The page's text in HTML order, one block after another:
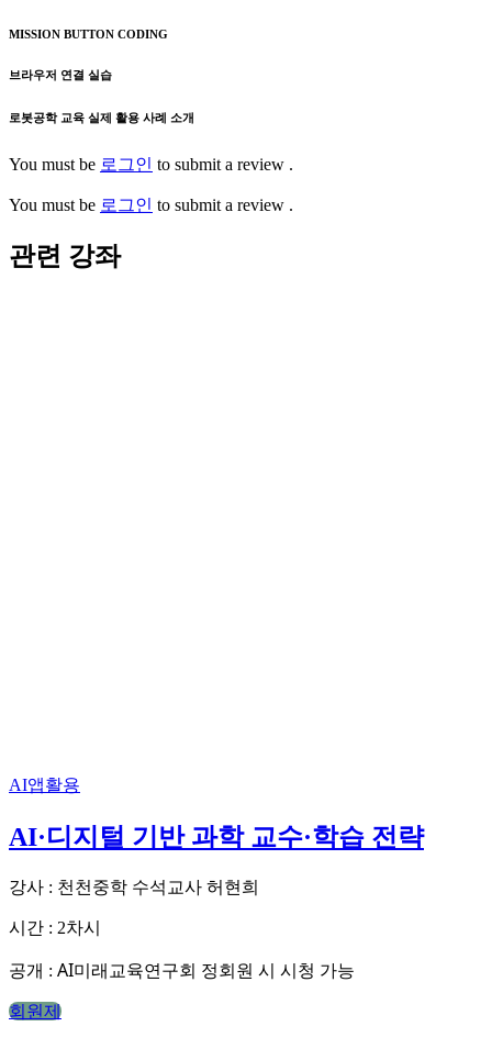
MISSION BUTTON CODING
브라우저 연결 실습
로봇공학 교육 실제 활용 사례 소개
You must be 로그인 to submit a review .
You must be 로그인 to submit a review .
관련 강좌
AI앱활용
AI·디지털 기반 과학 교수·학습 전략
강사 : 천천중학 수석교사 허현희
시간 : 2차시
공개 : AI미래교육연구회 정회원 시 시청 가능
회원제